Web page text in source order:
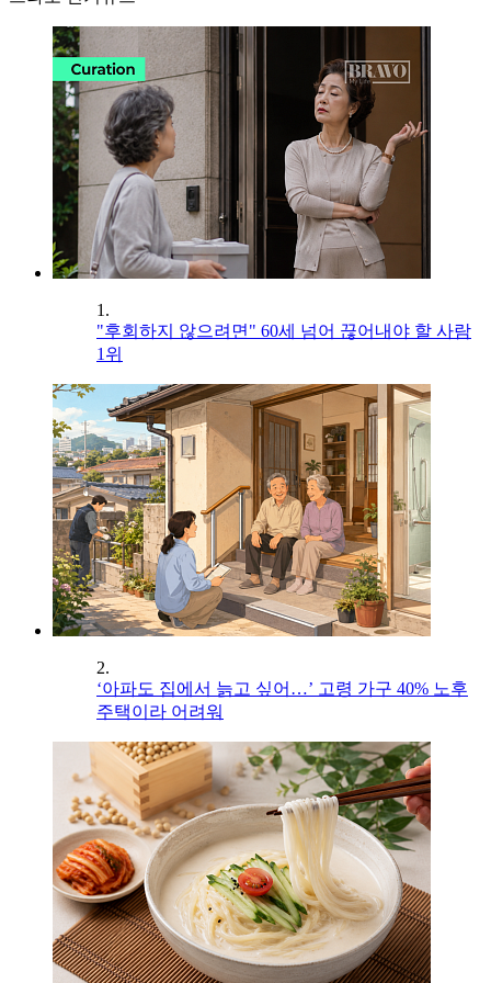
1.
"후회하지 않으려면" 60세 넘어 끊어내야 할 사람
1위
2.
‘아파도 집에서 늙고 싶어…’ 고령 가구 40% 노후
주택이라 어려워